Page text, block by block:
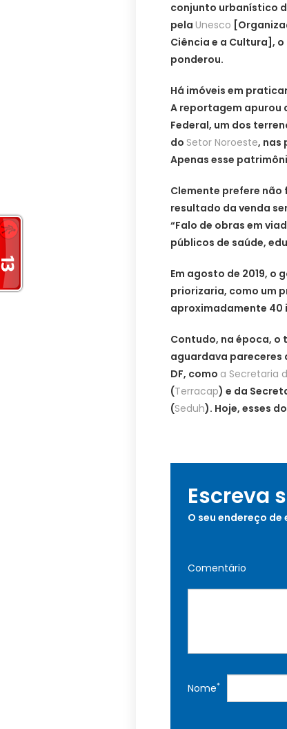
conjunto urbanístico
pela Unesco
Ciência e a Cultura],
ponderou.
Há imóveis em
A reportagem apurou
Federal, um dos
do Setor Noroeste, nas
Apenas esse
Clemente prefere
resultado da venda
“Falo de obras em
públicos de saúde,
Em agosto de 2019, o
priorizaria, como um
aproximadamente 40
Contudo, na época, o
aguardava pareceres
DF, como a Secretaria
(Terracap) e da
(Seduh). Hoje, esses
Escreva
O seu endereço
Comentário
Nome*